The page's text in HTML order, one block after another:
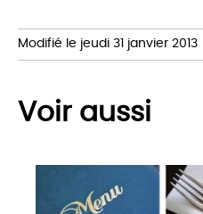
Modifié le jeudi 31 janvier 2013
Voir aussi